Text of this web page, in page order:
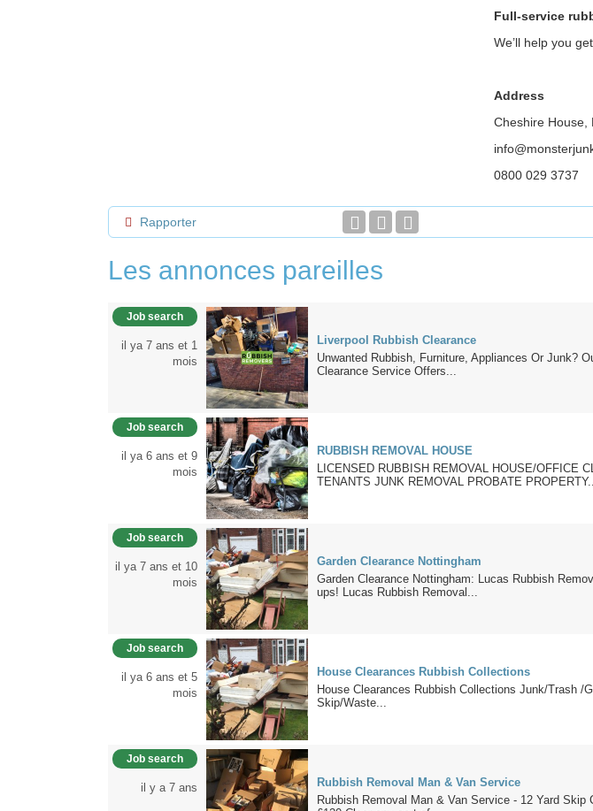
Full-service
We’ll help you
Address
Cheshire House,
0800 029 3737
Rapporter
Les annonces pareilles
Job search
il ya 7 ans et 1
mois
Liverpool Rubbish Clearance
Unwanted Rubbish, Furniture, Appliances Or Junk?
Clearance Service Offers...
Job search
il ya 6 ans et 9
mois
RUBBISH REMOVAL HOUSE
LICENSED RUBBISH REMOVAL HOUSE/OFFICE
TENANTS JUNK REMOVAL PROBATE
Job search
il ya 7 ans et 10
mois
Garden Clearance Nottingham
Garden Clearance Nottingham: Lucas Rubbish
ups! Lucas Rubbish Removal...
Job search
il ya 6 ans et 5
mois
House Clearances Rubbish Collections
House Clearances Rubbish Collections Junk/Trash /
Skip/Waste...
Job search
il y a 7 ans
Rubbish Removal Man & Van Service
Rubbish Removal Man & Van Service - 12 Yard Skip